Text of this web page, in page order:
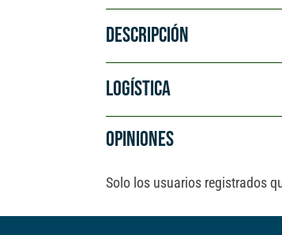
DESCRIPCIÓN
LOGÍSTICA
OPINIONES
Solo los usuarios registrados